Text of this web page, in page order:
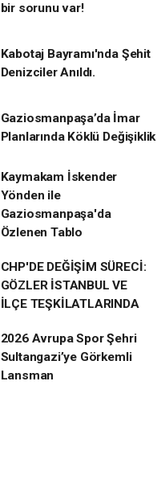
bir sorunu var!
Kabotaj Bayramı'nda Şehit
Denizciler Anıldı.
Gaziosmanpaşa’da İmar
Planlarında Köklü Değişiklik
Kaymakam İskender
Yönden ile
Gaziosmanpaşa'da
Özlenen Tablo
CHP'DE DEĞİŞİM SÜRECİ:
GÖZLER İSTANBUL VE
İLÇE TEŞKİLATLARINDA
2026 Avrupa Spor Şehri
Sultangazi’ye Görkemli
Lansman